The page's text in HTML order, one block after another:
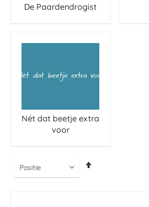
De Paardendrogist
Nét dat beetje extra
voor